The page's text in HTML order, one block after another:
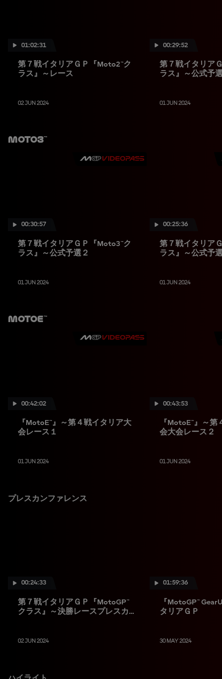
01:02:31
第７戦イタリアＧＰ『Moto2™ク
ラス』～レース
02 JUN 2024
00:29:52
第７戦イタリア
ラス』～公式予
01 JUN 2024
Moto3™
00:30:57
第７戦イタリアＧＰ『Moto3™ク
ラス』～公式予選２
01 JUN 2024
00:25:36
第７戦イタリア
ラス』～公式予
01 JUN 2024
MotoE™
00:42:02
『MotoE™』～第４戦イタリア大
会レース１
01 JUN 2024
00:43:53
『MotoE™』～
会大会レース２
01 JUN 2024
プレスカンファレンス
00:24:33
第７戦イタリアＧＰ『MotoGP™
クラス』～決勝レースプレスカン
02 JUN 2024
01:59:36
『MotoGP™
タリアＧＰ
30 MAY 2024